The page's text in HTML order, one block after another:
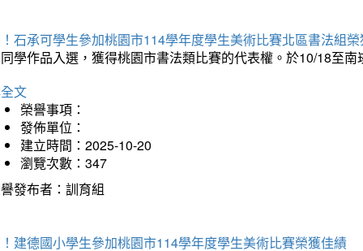
石承可學生參加桃園市114學年度學生美術比賽北區書法組
學作品入選，獲得桃園市書法類比賽的代表權。於10/18至
文
榮譽事項：
發佈單位：
建立時間：2025-10-20
瀏覽次數：347
發布者：訓育組
建德國小學生參加桃園市114學年度學生美術比賽榮獲佳績